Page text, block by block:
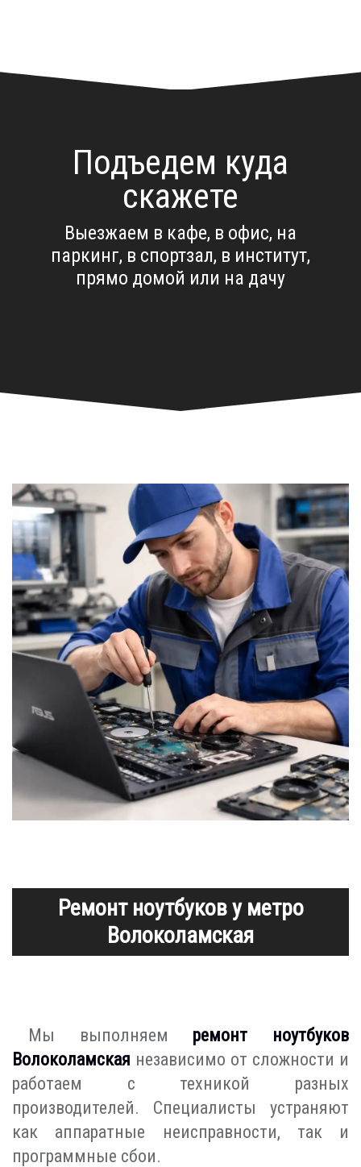
Подъедем куда
скажете
Выезжаем в кафе, в офис, на
паркинг, в спортзал, в институт,
прямо домой или на дачу
Ремонт ноутбуков у метро
Волоколамская
Мы выполняем ремонт ноутбуков
Волоколамская независимо от сложности и
работаем с техникой разных
производителей. Специалисты устраняют
как аппаратные неисправности, так и
программные сбои.